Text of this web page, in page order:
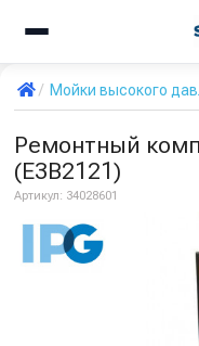
Мойки высокого
Ремонтный
(E3B2121)
Артикул: 34028601